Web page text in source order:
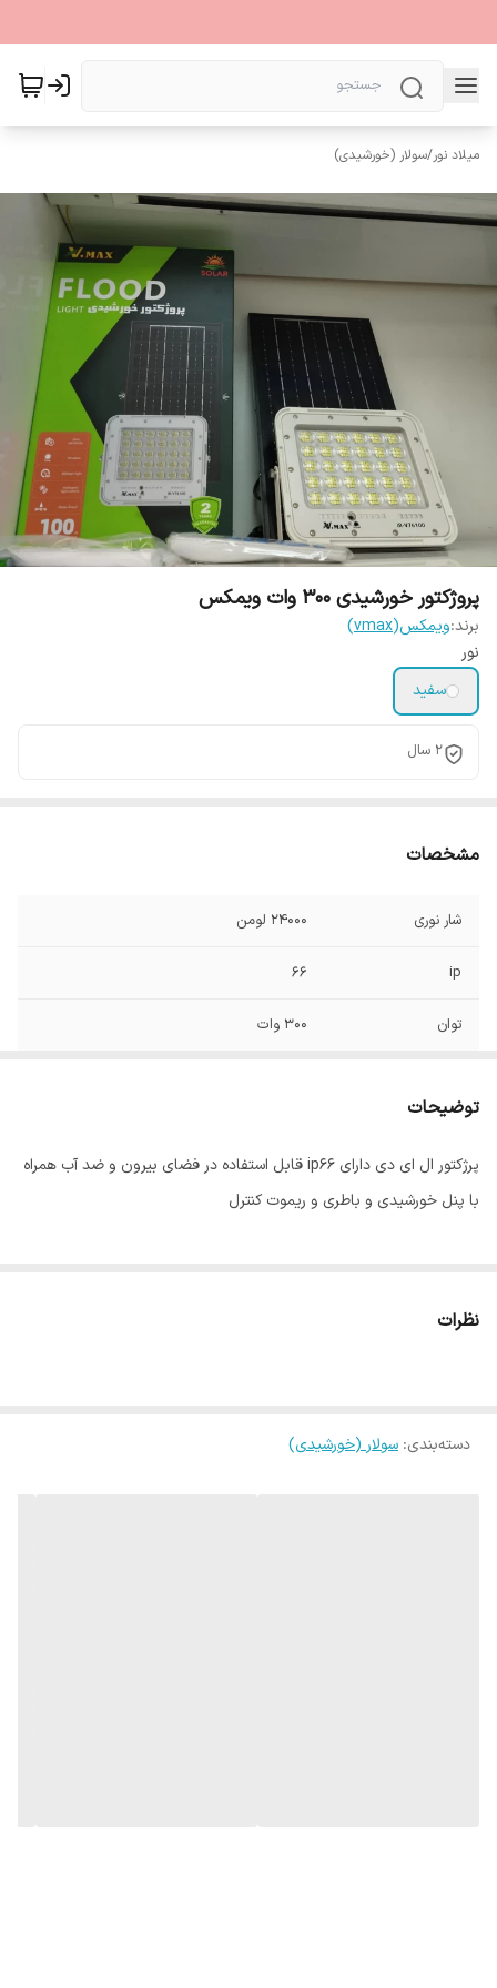
میلاد نور/سولار (خورشیدی)
پروژکتور خورشیدی 300 وات ویمکس
برند:ویمکس(vmax)
نور
سفید
۲ سال
مشخصات
شار نوری 24000 لومن
ip
66
توان 300 وات
توضیحات
پرژکتور ال ای دی دارای ip66 قابل استفاده در فضای بیرون و ضد آب همراه
با پنل خورشیدی و باطری و ریموت کنترل
نظرات
دسته‌بندی: سولار (خورشیدی)